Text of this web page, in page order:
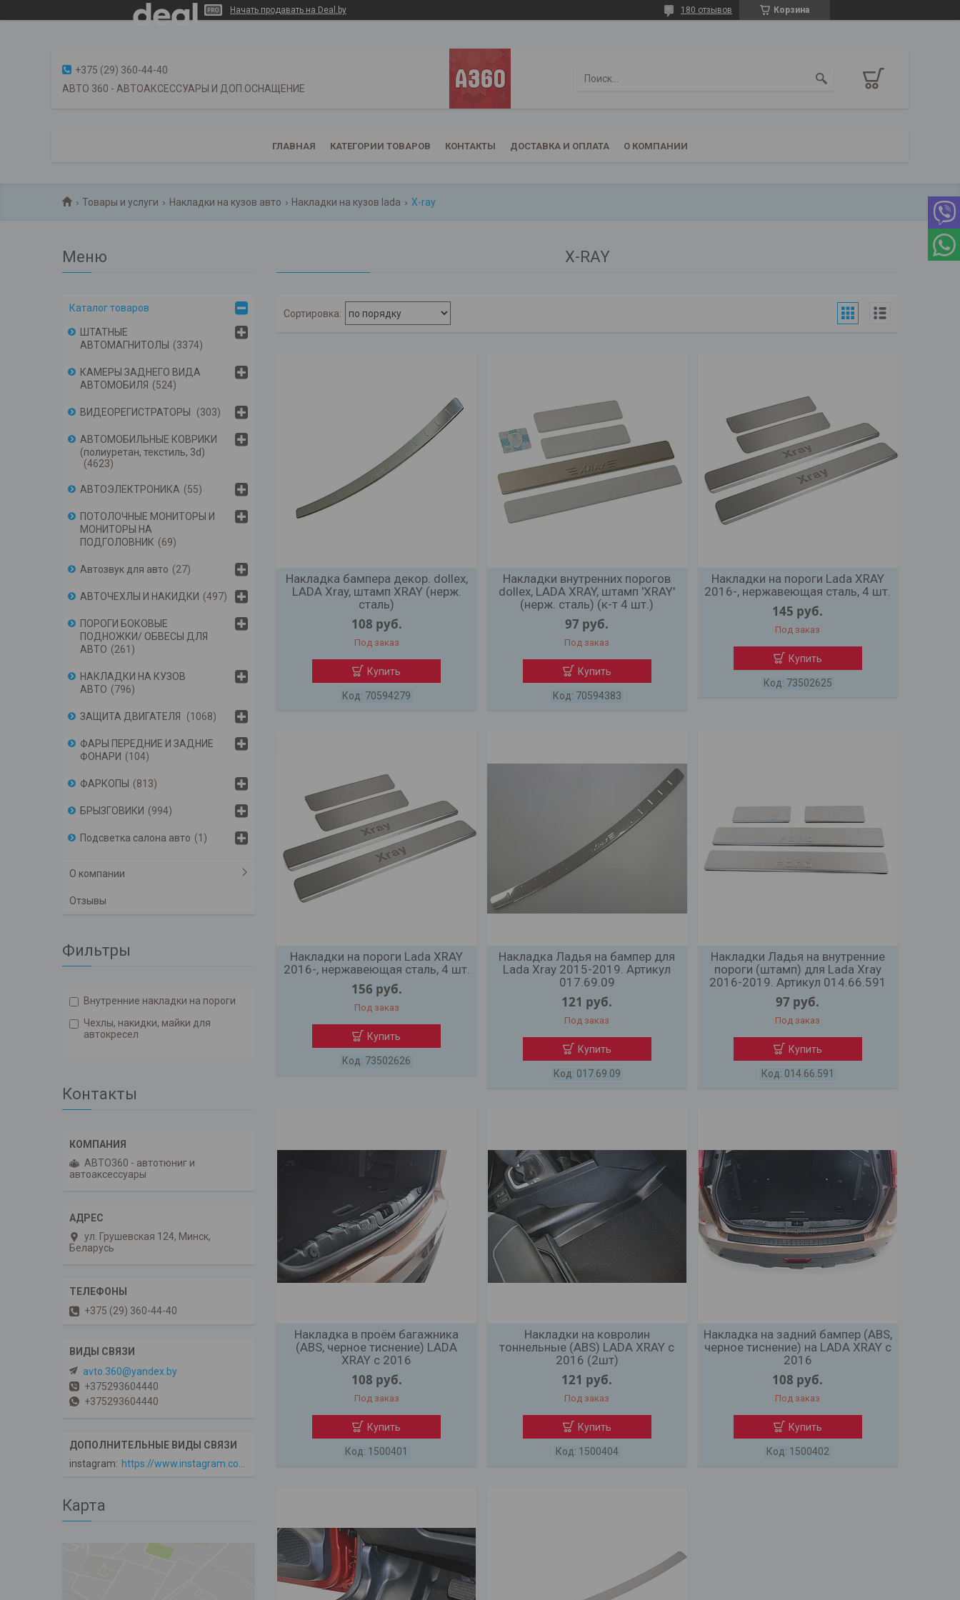
Начать продавать на Deal.by Корзина
180 отзывов
+375 (29) 360-44-40
АВТО 360 - АВТОАКСЕССУАРЫ И ДОП.ОСНАЩЕНИЕ
ГЛАВНАЯ КАТЕГОРИИ ТОВАРОВ КОНТАКТЫ ДОСТАВКА И ОПЛАТА О КОМПАНИИ
Товары и услуги Накладки на кузов авто Накладки на кузов lada X-ray
X-RAY
Накладка бампера декор. dollex,
LADA Xray, штамп XRAY (нерж.
сталь)
108 руб.
Под заказ
Купить
70594279
Накладки внутренних порогов
dollex, LADA XRAY, штамп 'XRAY'
(нерж. сталь) (к-т 4 шт.)
97 руб.
Под заказ
Купить
70594383
Накладки на пороги Lada XRAY
2016-, нержавеющая сталь, 4 шт.
145 руб.
Под заказ
Купить
73502625
Накладки на пороги Lada XRAY
2016-, нержавеющая сталь, 4 шт.
156 руб.
Под заказ
Купить
73502626
Накладка Ладья на бампер для
Lada Xray 2015-2019. Артикул
017.69.09
121 руб.
Под заказ
Купить
017.69.09
Накладки Ладья на внутренние
пороги (штамп) для Lada Xray
2016-2019. Артикул 014.66.591
97 руб.
Под заказ
Купить
014.66.591
Накладка в проём багажника
(ABS, черное тиснение) LADA
XRAY с 2016
108 руб.
Под заказ
Купить
1500401
Накладки на ковролин
тоннельные (ABS) LADA XRAY с
2016 (2шт)
121 руб.
Под заказ
Купить
1500404
Накладка на задний бампер (ABS,
черное тиснение) на LADA XRAY с
2016
108 руб.
Под заказ
Купить
1500402
Каталог товаров
ШТАТНЫЕ
АВТОМАГНИТОЛЫ
3374
КАМЕРЫ ЗАДНЕГО ВИДА
АВТОМОБИЛЯ
524
ВИДЕОРЕГИСТРАТОРЫ 303
АВТОМОБИЛЬНЫЕ КОВРИКИ
(полиуретан, текстиль, 3d)
4623
АВТОЭЛЕКТРОНИКА 55
ПОТОЛОЧНЫЕ МОНИТОРЫ И
МОНИТОРЫ НА
ПОДГОЛОВНИК
69
Автозвук для авто 27
АВТОЧЕХЛЫ И НАКИДКИ 497
ПОРОГИ БОКОВЫЕ
ПОДНОЖКИ/ ОБВЕСЫ ДЛЯ
АВТО
261
НАКЛАДКИ НА КУЗОВ
АВТО
796
ЗАЩИТА ДВИГАТЕЛЯ 1068
ФАРЫ ПЕРЕДНИЕ И ЗАДНИЕ
ФОНАРИ
104
ФАРКОПЫ 813
БРЫЗГОВИКИ 994
Подсветка салона авто 1
О компании
Отзывы
Фильтры
Внутренние накладки на пороги
Чехлы, накидки, майки для
автокресел
Контакты
АВТО360 - автотюниг и
автоаксессуары
ул. Грушевская 124, Минск,
Беларусь
+375 (29) 360-44-40
avto.360@yandex.by
+375293604440
+375293604440
instagram https://www.instagram.com/avto360
Карта